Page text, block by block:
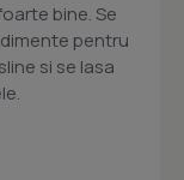
bine. Se
pentru
si se lasa